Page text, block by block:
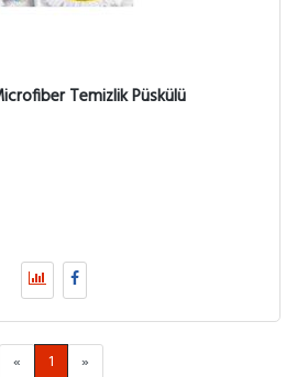
Temizlik Püskülü
« 1 »